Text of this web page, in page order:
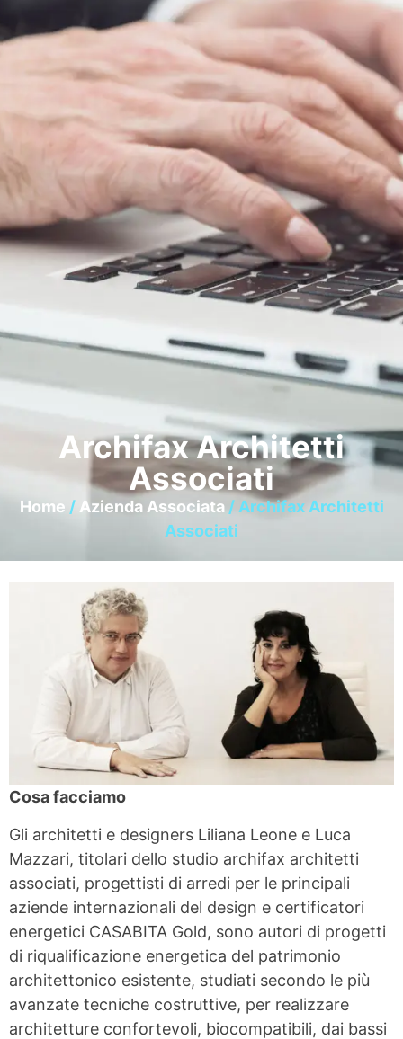
Archifax Architetti
Associati
Home / Azienda Associata/ Archifax Architetti
Associati
Cosa facciamo
Gli architetti e designers Liliana Leone e Luca
Mazzari, titolari dello studio archifax architetti
associati, progettisti di arredi per le principali
aziende internazionali del design e certificatori
energetici CASABITA Gold, sono autori di progetti
di riqualificazione energetica del patrimonio
architettonico esistente, studiati secondo le più
avanzate tecniche costruttive, per realizzare
architetture confortevoli, biocompatibili, dai bassi